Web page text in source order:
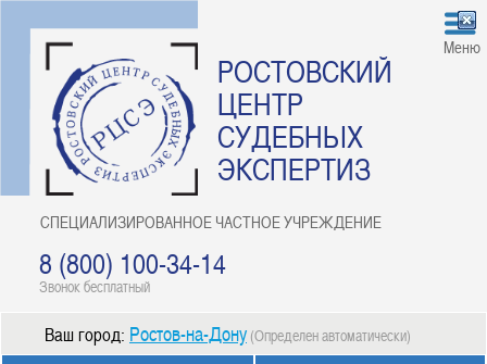
РОСТОВСКИЙ
ЦЕНТР
СУДЕБНЫХ
ЭКСПЕРТИЗ
СПЕЦИАЛИЗИРОВАННОЕ ЧАСТНОЕ УЧРЕЖДЕНИЕ
8 (800) 100-34-14
Звонок бесплатный
Меню
Ваш город: Ростов-на-Дону (Определен автоматически)